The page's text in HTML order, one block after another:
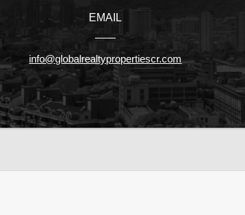
EMAIL
info@globalrealtypropertiescr.com